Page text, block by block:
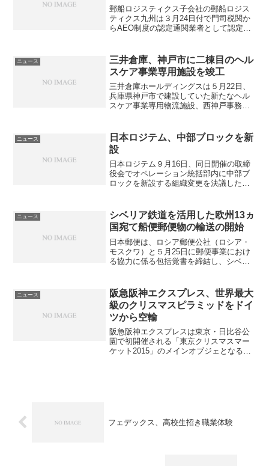
郵船ロジスティクス子会社の郵船ロジス
ティクス九州は３月24日付で門司税関か
らAEO制度の認定通関業者として認定さ
同社グループ内で認定通関業者に認定さ
れたのは、郵船ロジス...
ニュース
三井倉庫、神戸市に二棟目のヘル
スケア事業専用施設を竣工
三井倉庫ホールディングスは５月22日、
兵庫県神戸市で建設していた新たなヘル
スケア事業専用物流施設、西神戸事務所
2012年11月に竣工した西神戸事務所第１
センターと同様、...
ニュース
日本ロジテム、中部ブロックを新
設
日本ロジテム９月16日、同日開催の取締
役会でオペレーション統括部内に中部ブ
ロックを新設する組織変更を決議したと
最適化・効率化を図る。 дверные сетки
ano...
ニュース
シベリア鉄道を活用した欧州13ヵ
国宛て船便郵便物の輸送の開始
日本郵便は、ロシア郵便公社（ロシア・
モスクワ）と５月25日に郵便事業におけ
る協力に係る包括覚書を締結し、シベリ
た。対象国は、イタリア、オーストリ
ア、スイス、チェコ、デン...
ニュース
阪急阪神エクスプレス、世界最大
級のクリスマスピラミッドをドイ
ツから空輸
阪急阪神エクスプレスは東京・日比谷公
園で初開催される「東京クリスマスマー
ケット2015」のメインオブジェとなるク
フェデックス、高校生招き職業体験